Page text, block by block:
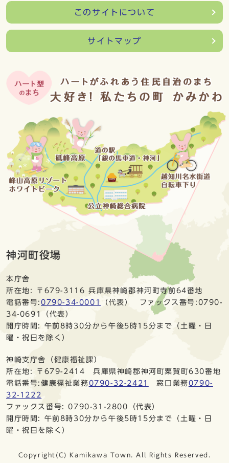
このサイトについて
サイトマップ
神河町役場
本庁舎
所在地: 〒679-3116 兵庫県神崎郡神河町寺前64番地
電話番号: 0790-34-0001
（代表） ファックス番号:0790-
34-0691（代表）
開庁時間: 午前8時30分から午後5時15分まで（土曜・日
曜・祝日を除く）
神崎支庁舎（健康福祉課）
所在地: 〒679-2414 兵庫県神崎郡神河町粟賀町630番地
電話番号:健康福祉業務0790-32-2421 窓口業務0790-
32-1222
ファックス番号: 0790-31-2800（代表）
開庁時間: 午前8時30分から午後5時15分まで（土曜・日
曜・祝日を除く）
Copyright(C) Kamikawa Town. All Rights Reserved.